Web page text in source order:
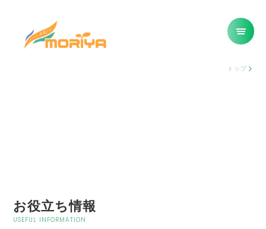
トップ
お役立ち情報
USEFUL INFORMATION